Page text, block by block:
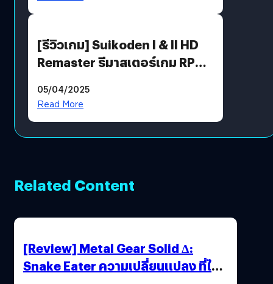
[รีวิวเกม] Suikoden I & II HD
Remaster รีมาสเตอร์เกม RPG
05/04/2025
Read More
Related Content
[Review] Metal Gear Solid Δ:
Snake Eater ความเปลี่ยนแปลง ที่ไม่